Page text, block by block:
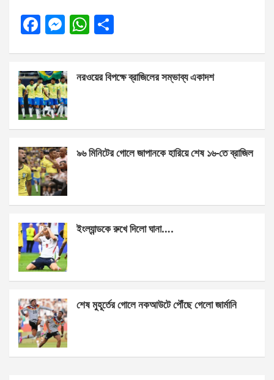
F
b
o
o
k
M
n
g
er
W
s
p
e
নরওয়ের বিপক্ষে ব্রাজিলের সম্ভাব্য একাদশ
৯৬ মিনিটের গোলে জাপানকে হারিয়ে শেষ ১৬-তে ব্রাজিল
ইংল্যান্ডকে রুখে দিলো ঘানা….
শেষ মুহূর্তের গোলে নকআউটে পৌঁছে গেলো জার্মানি